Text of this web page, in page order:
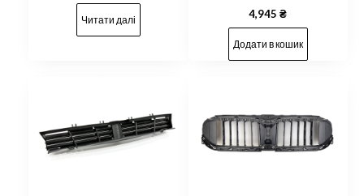
Читати далі 4,945₴
Додати в кошик